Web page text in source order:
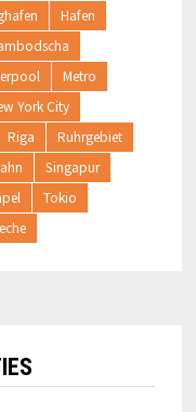
Hafen
Metro
York City
Riga
Ruhrgebiet
Singapur
Tokio